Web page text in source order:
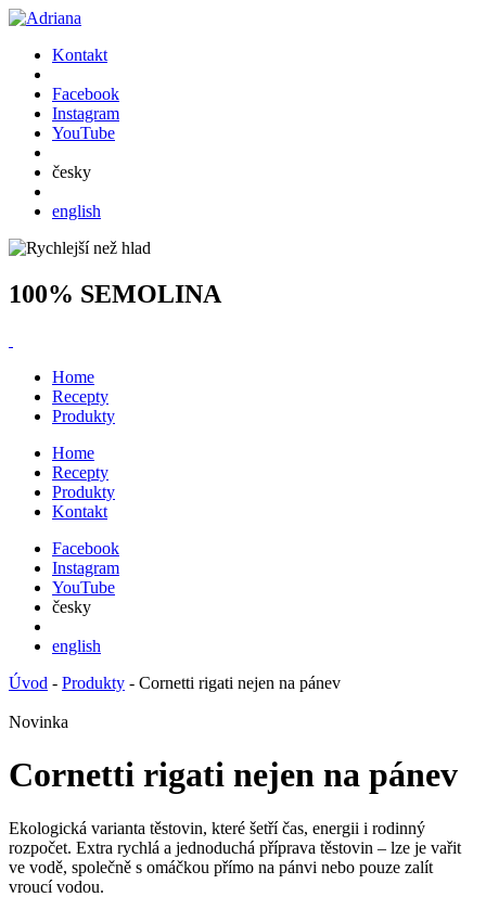
Kontakt
Facebook
Instagram
YouTube
česky
english
100% SEMOLINA
Home
Recepty
Produkty
Home
Recepty
Produkty
Kontakt
Facebook
Instagram
YouTube
česky
english
Úvod - Produkty - Cornetti rigati nejen na pánev
Novinka
Cornetti rigati nejen na pánev
Ekologická varianta těstovin, které šetří čas, energii i rodinný
rozpočet. Extra rychlá a jednoduchá příprava těstovin – lze je vařit
ve vodě, společně s omáčkou přímo na pánvi nebo pouze zalít
vroucí vodou.